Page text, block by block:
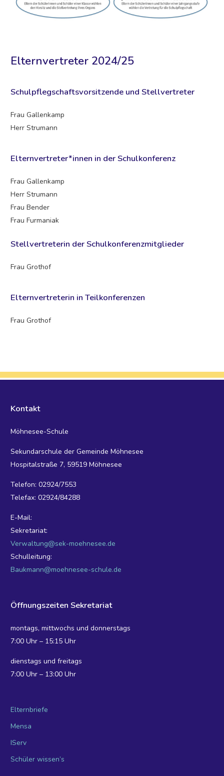
Elternvertreter 2024/25
Schulpflegschaftsvorsitzende und Stellvertreter
Frau Gallenkamp
Herr Strumann
Elternvertreter*innen in der Schulkonferenz
Frau Gallenkamp
Herr Strumann
Frau Bender
Frau Furmaniak
Stellvertreterin der Schulkonferenzmitglieder
Frau Grothof
Elternvertreterin in Teilkonferenzen
Frau Grothof
Kontakt
Möhnesee-Schule
Sekundarschule der Gemeinde Möhnesee
Hospitalstraße 7, 59519 Möhnesee
Telefon: 02924/7553
Telefax: 02924/84288
E-Mail:
Sekretariat:
Verwaltung@sek-moehnesee.de
Schulleitung:
Baukmann@moehnesee-schule.de
Öffnungszeiten Sekretariat
montags, mittwochs und donnerstags
7:00 Uhr – 15:15 Uhr
dienstags und freitags
7:00 Uhr – 13:00 Uhr
Elternbriefe
Mensa
IServ
Schüler wissen’s